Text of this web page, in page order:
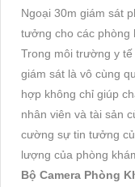
Ngoại 30m giám sát
tưởng cho các phòng
Trong môi trường y
giám sát là vô cùng
hợp không chỉ giúp
nhân viên và tài sản
cường sự tin tưởng
lượng của phòng
Bộ Camera Phòng